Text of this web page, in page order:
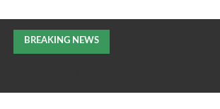
BREAKING NEWS